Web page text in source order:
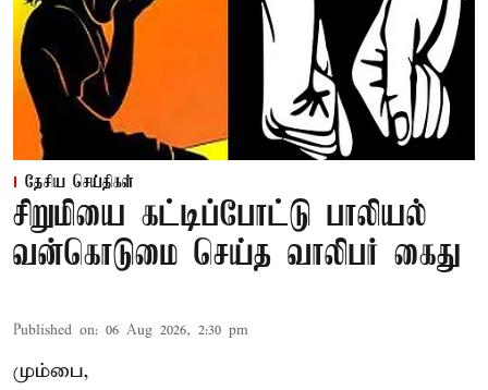
தேசிய செய்திகள்
சிறுமியை கட்டிப்போட்டு பாலியல்
வன்கொடுமை செய்த வாலிபர் கைது
Published on: 06 Aug 2026, 2:30 pm
மும்பை,